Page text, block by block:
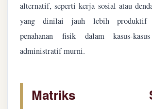
alternatif, seperti kerja sosial atau
yang dinilai jauh lebih produktif
penahanan fisik dalam kasus-
administratif murni.
Matriks